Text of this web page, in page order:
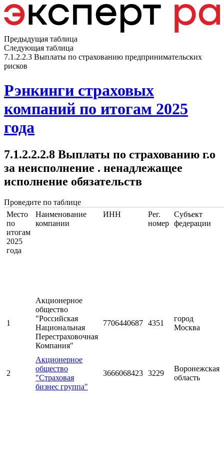
Предыдущая таблица
Следующая таблица
7.1.2.2.3 Выплаты по страхованию предпринимательских
рисков
Рэнкинги страховых
компаний по итогам 2025
года
7.1.2.2.2.8 Выплаты по страхованию г.о
за неисполнение . ненадлежащее
исполнение обязательств
Проведите по таблице
Место
по
итогам
2025
года
Наименование
компании
ИНН
Рег.
номер
Субъект
федерации
1
Акционерное
общество
"Российская
Национальная
Перестраховочная
Компания"
7706440687 4351
город
Москва
2
Акционерное
общество
"Страховая
бизнес группа"
3666068423 3229
Воронежская
область